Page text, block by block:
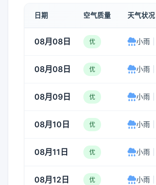
日期 空气质量 天气状况
08月08日 优 小雨
08月08日 优 小雨
08月09日 优 小雨
08月10日 优 小雨
08月11日 优 小雨
08月12日 优 小雨